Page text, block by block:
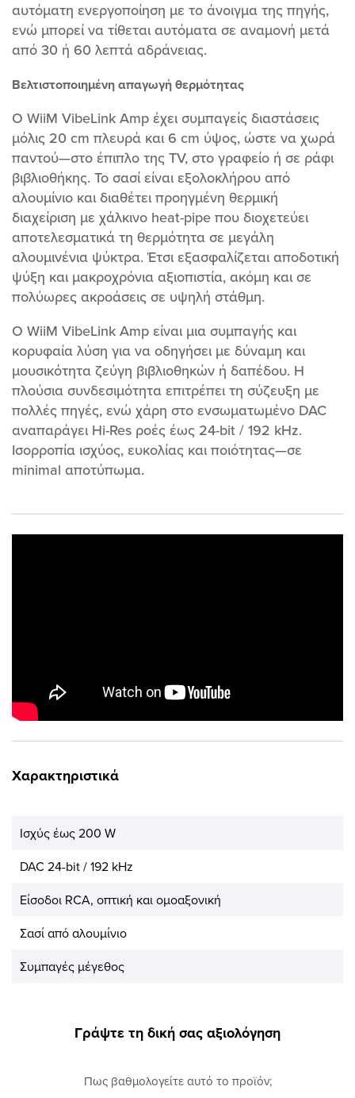
αυτόματη ενεργοποίηση με το άνοιγμα της πηγής,
ενώ μπορεί να τίθεται αυτόματα σε αναμονή μετά
από 30 ή 60 λεπτά αδράνειας.
Βελτιστοποιημένη απαγωγή θερμότητας
Ο WiiM VibeLink Amp έχει συμπαγείς διαστάσεις
μόλις 20 cm πλευρά και 6 cm ύψος, ώστε να χωρά
παντού—στο έπιπλο της TV, στο γραφείο ή σε ράφι
βιβλιοθήκης. Το σασί είναι εξολοκλήρου από
αλουμίνιο και διαθέτει προηγμένη θερμική
διαχείριση με χάλκινο heat-pipe που διοχετεύει
αποτελεσματικά τη θερμότητα σε μεγάλη
αλουμινένια ψύκτρα. Έτσι εξασφαλίζεται αποδοτική
ψύξη και μακροχρόνια αξιοπιστία, ακόμη και σε
πολύωρες ακροάσεις σε υψηλή στάθμη.
Ο WiiM VibeLink Amp είναι μια συμπαγής και
κορυφαία λύση για να οδηγήσει με δύναμη και
μουσικότητα ζεύγη βιβλιοθηκών ή δαπέδου. Η
πλούσια συνδεσιμότητα επιτρέπει τη σύζευξη με
πολλές πηγές, ενώ χάρη στο ενσωματωμένο DAC
αναπαράγει Hi-Res ροές έως 24-bit / 192 kHz.
Ισορροπία ισχύος, ευκολίας και ποιότητας—σε
minimal αποτύπωμα.
Χαρακτηριστικά
Ισχύς έως 200 W
DAC 24-bit / 192 kHz
Είσοδοι RCA, οπτική και ομοαξονική
Σασί από αλουμίνιο
Συμπαγές μέγεθος
Γράψτε τη δική σας αξιολόγηση
Πως βαθμολογείτε αυτό το προϊόν;